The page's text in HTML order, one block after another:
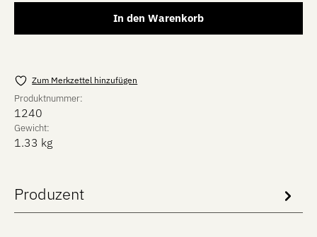
In den Warenkorb
Zum Merkzettel hinzufügen
Produktnummer:
1240
Gewicht:
1.33 kg
Produzent